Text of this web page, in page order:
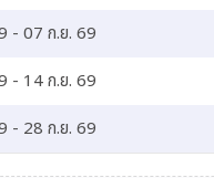
- 07 ก.ย. 69
- 14 ก.ย. 69
- 28 ก.ย. 69